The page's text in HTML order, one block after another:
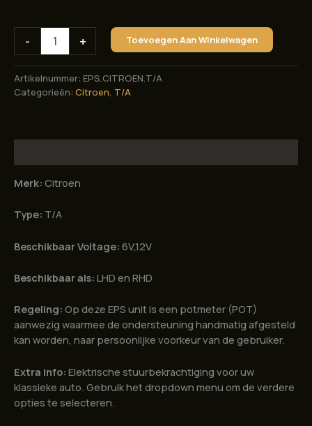
-
stuurbekrachtiging
Citroen
T/A
+ Toevoegen Aan Winkelwagen
Artikelnummer: EPS.CITROEN.T/A
Categorieën: Citroen T/A
Merk: Citroen
Type: T/A
Beschikbaar Voltage: 6V,12V
Beschikbaar als: LHD en RHD
Regeling: Op deze EPS unit is een potmeter (POT)
aanwezig waarmee de ondersteuning handmatig afgesteld
kan worden, naar persoonlijke voorkeur van de gebruiker.
Extra info: Elektrische stuurbekrachtiging voor uw
klassieke auto. Gebruik het dropdown menu om de verdere
opties te selecteren.